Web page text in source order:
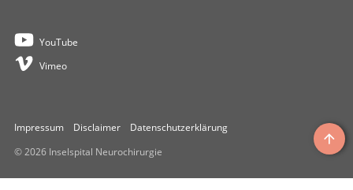
YouTube
Vimeo
Impressum Disclaimer
Datenschutzerklärung
© 2026 Inselspital Neurochirurgie